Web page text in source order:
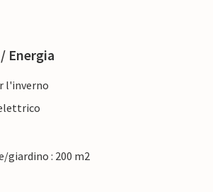
Energia
l'inverno
giardino : 200 m2